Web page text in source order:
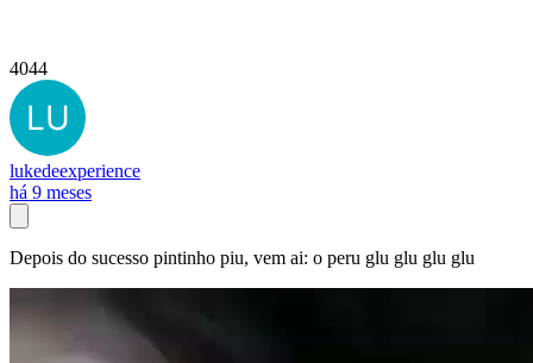
4044
lukedeexperience
há 9 meses
Depois do sucesso pintinho piu, vem ai: o peru glu glu glu glu